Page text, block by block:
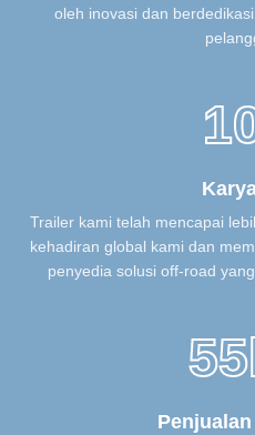
oleh inovasi dan
Trailer kami telah mencapai
kehadiran global kami dan
penyedia solusi off-road